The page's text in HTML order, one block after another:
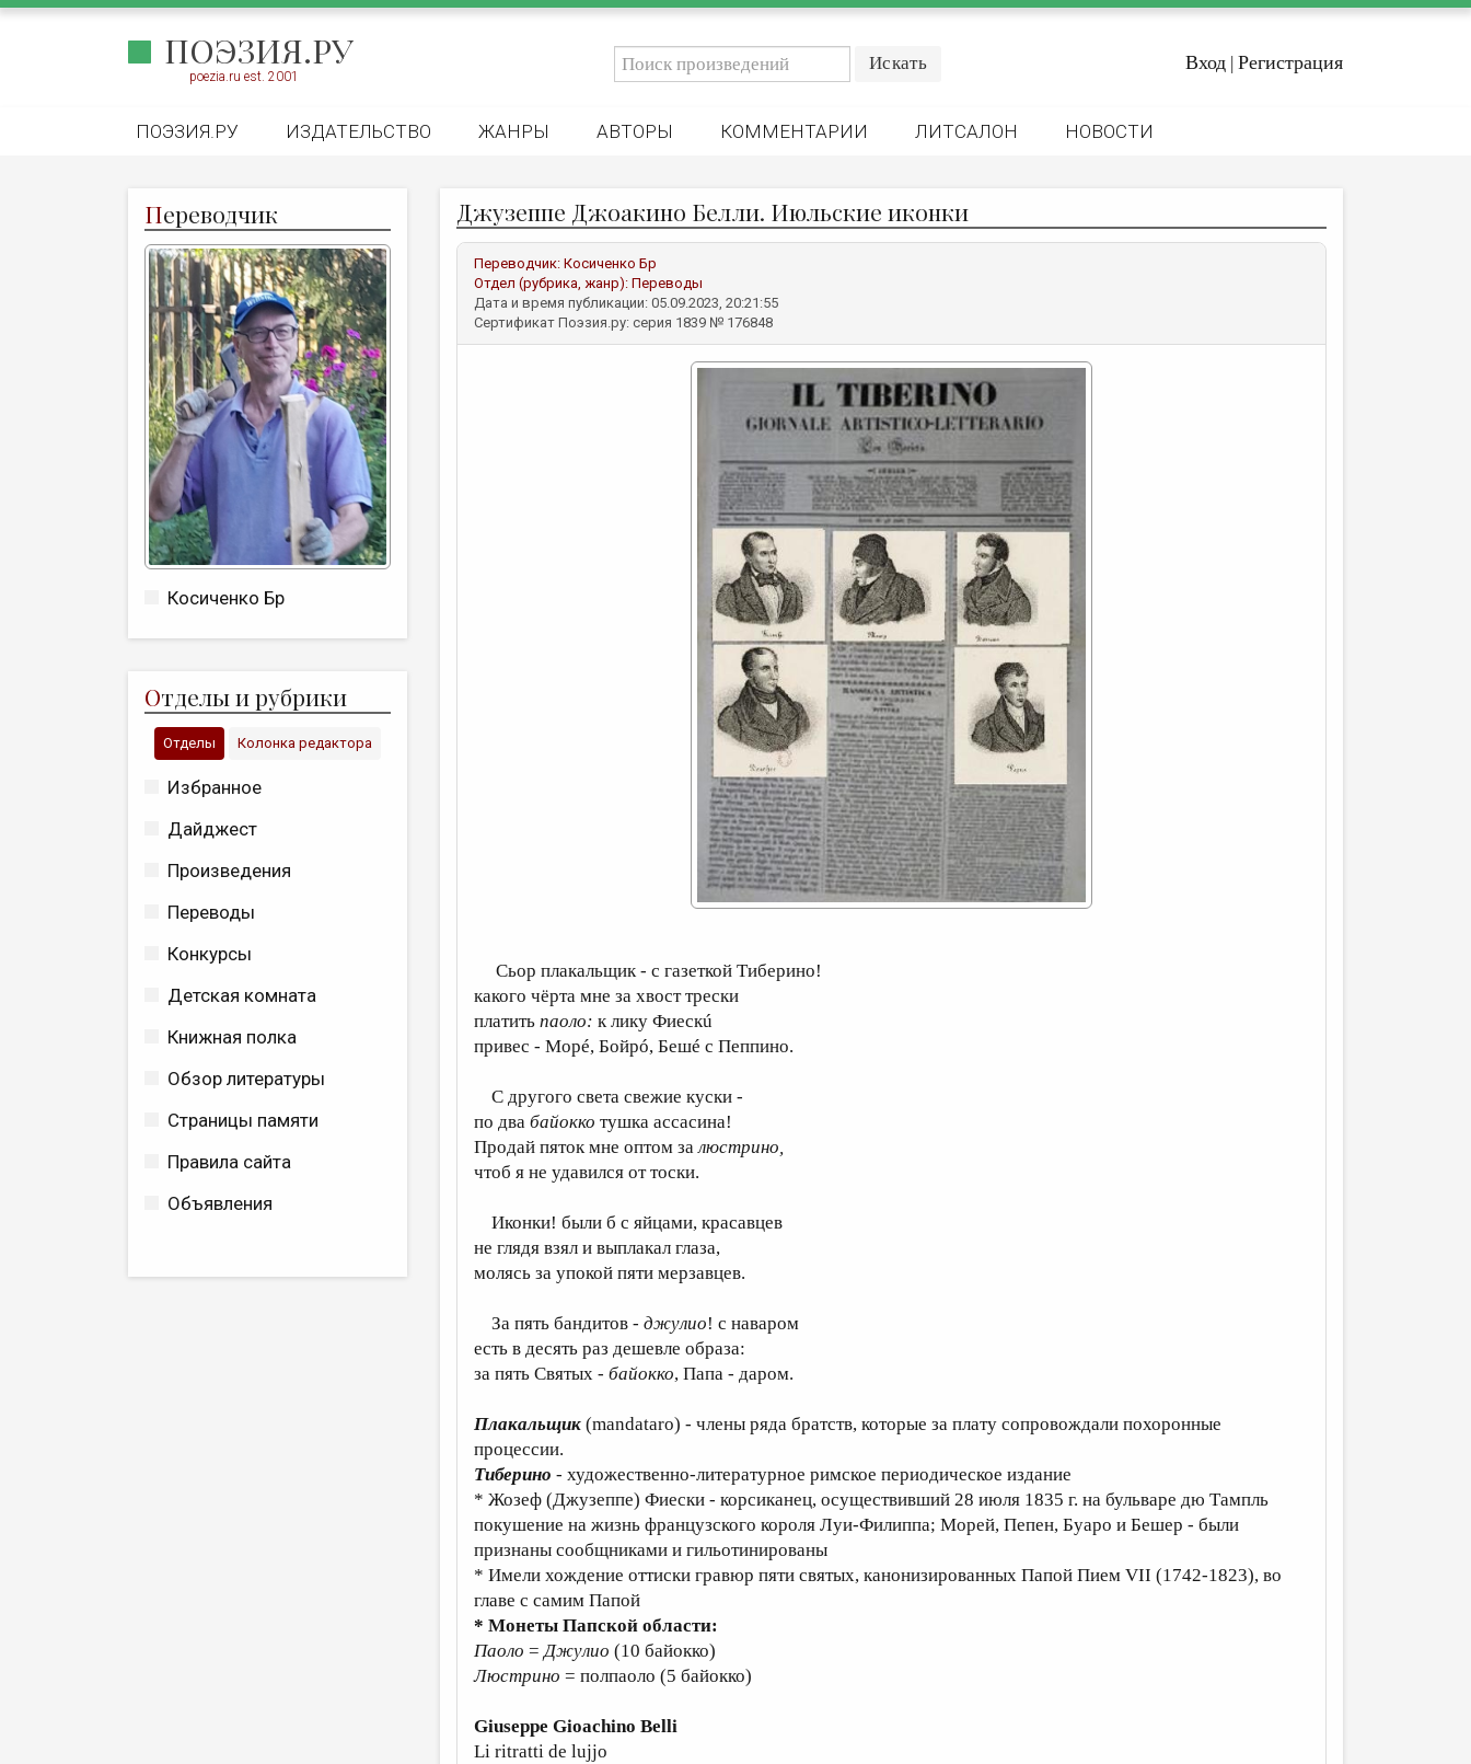
ПОЭЗИЯ.РУ
poezia.ru est. 2001
Вход | Регистрация
ПОЭЗИЯ.РУ ИЗДАТЕЛЬСТВО ЖАНРЫ АВТОРЫ КОММЕНТАРИИ ЛИТСАЛОН НОВОСТИ
Переводчик
Косиченко Бр
Отделы и рубрики
Отделы Колонка редактора
Избранное
Дайджест
Произведения
Переводы
Конкурсы
Детская комната
Книжная полка
Обзор литературы
Страницы памяти
Правила сайта
Объявления
Джузеппе Джоакино Белли. Июльские иконки
Переводчик: Косиченко Бр
Отдел (рубрика, жанр): Переводы
Дата и время публикации: 05.09.2023, 20:21:55
Сертификат Поэзия.ру: серия 1839 № 176848
Сьор плакальщик - с газеткой Тиберино!
какого чёрта мне за хвост трески
платить паоло: к лику Фиескú
привес - Морé, Бойрó, Бешé с Пеппино.
С другого света свежие куски -
по два байокко тушка ассасина!
Продай пяток мне оптом залюстрино,
чтоб я не удавился от тоски.
Иконки! были б с яйцами, красавцев
не глядя взял и выплакал глаза,
молясь за упокой пяти мерзавцев.
За пять бандитов - джулио! с наваром
есть в десять раз дешевле образа:
за пять Святых - байокко, Папа - даром.
Плакальщик (mandataro) - члены ряда братств, которые за плату сопровождали похоронные
процессии.
Тиберино - художественно-литературное римское периодическое издание
* Жозеф (Джузеппе) Фиески - корсиканец, осуществивший 28 июля 1835 г. на бульваре дю Тампль
покушение на жизнь французского короля Луи-Филиппа; Морей, Пепен, Буаро и Бешер - были
признаны сообщниками и гильотинированы
* Имели хождение оттиски гравюр пяти святых, канонизированных Папой Пием VII (1742-1823), во
главе с самим Папой
* Монеты Папской области:
Паоло =Джулио (10 байокко)
Люстрино = полпаоло (5 байокко)
Giuseppe Gioachino Belli
Li ritratti de lujjo